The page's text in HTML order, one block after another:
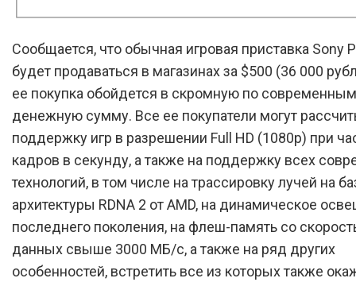
Сообщается, что обычная игровая приставка Sony
будет продаваться в магазинах за $500 (36 000
ее покупка обойдется в скромную по
денежную сумму. Все ее покупатели могут
поддержку игр в разрешении Full HD (1080p) при
кадров в секунду, а также на поддержку всех
технологий, в том числе на трассировку лучей на
архитектуры RDNA 2 от AMD, на динамическое
последнего поколения, на флеш-память со
данных свыше 3000 МБ/с, а также на ряд других
особенностей, встретить все из которых также